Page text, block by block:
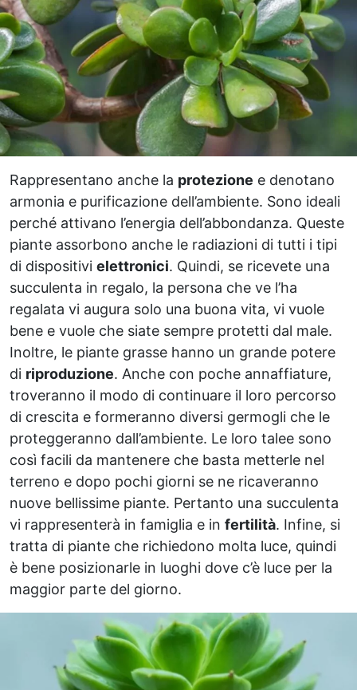
Rappresentano anche la protezione e denotano
armonia e purificazione dell’ambiente. Sono ideali
perché attivano l’energia dell’abbondanza. Queste
piante assorbono anche le radiazioni di tutti i tipi
di dispositivi elettronici. Quindi, se ricevete una
succulenta in regalo, la persona che ve l’ha
regalata vi augura solo una buona vita, vi vuole
bene e vuole che siate sempre protetti dal male.
Inoltre, le piante grasse hanno un grande potere
di riproduzione. Anche con poche annaffiature,
troveranno il modo di continuare il loro percorso
di crescita e formeranno diversi germogli che le
proteggeranno dall’ambiente. Le loro talee sono
così facili da mantenere che basta metterle nel
terreno e dopo pochi giorni se ne ricaveranno
nuove bellissime piante. Pertanto una succulenta
vi rappresenterà in famiglia e in fertilità. Infine, si
tratta di piante che richiedono molta luce, quindi
è bene posizionarle in luoghi dove c’è luce per la
maggior parte del giorno.